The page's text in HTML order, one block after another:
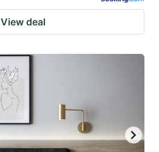
View deal